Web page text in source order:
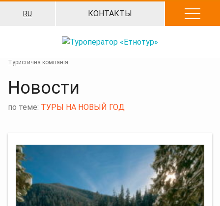
RU КОНТАКТЫ
Туристична компанія
Новости
по теме: ТУРЫ НА НОВЫЙ ГОД